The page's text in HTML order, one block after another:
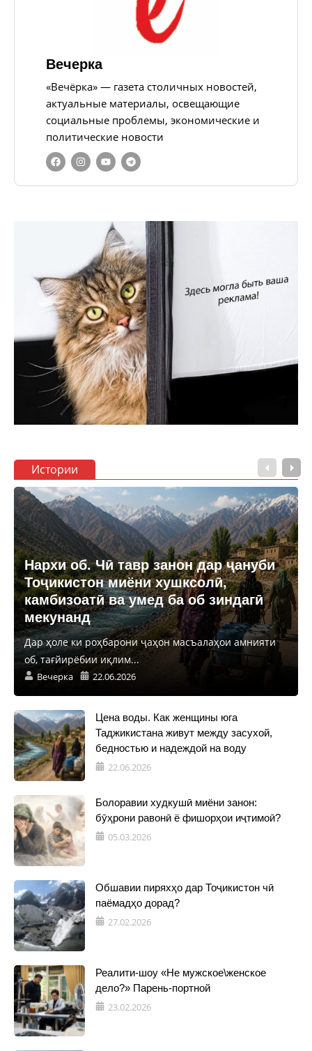
Вечерка
«Вечёрка» — газета столичных новостей,
актуальные материалы, освещающие
социальные проблемы, экономические и
политические новости
Истории
Нархи об. Чӣ тавр занон дар ҷануби
Тоҷикистон миёни хушксолӣ,
камбизоатӣ ва умед ба об зиндагӣ
мекунанд
Дар ҳоле ки роҳбарони ҷаҳон масъалаҳои амнияти
об, тағйирёбии иқлим...
Вечерка 22.06.2026
Цена воды. Как женщины юга
Таджикистана живут между засухой,
бедностью и надеждой на воду
22.06.2026
Болоравии худкушӣ миёни занон:
бӯҳрони равонӣ ё фишорҳои иҷтимоӣ?
05.03.2026
Обшавии пиряхҳо дар Тоҷикистон чӣ
паёмадҳо дорад?
27.02.2026
Реалити-шоу «Не мужское\женское
дело?» Парень-портной
23.02.2026